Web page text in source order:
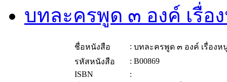
บทละครพูด ๓ องค์ เรื่อ
ชื่อหนังสือ : บทละครพูด ๓ องค์ เรื่องห
รหัสหนังสือ
: B00869
ISBN
: